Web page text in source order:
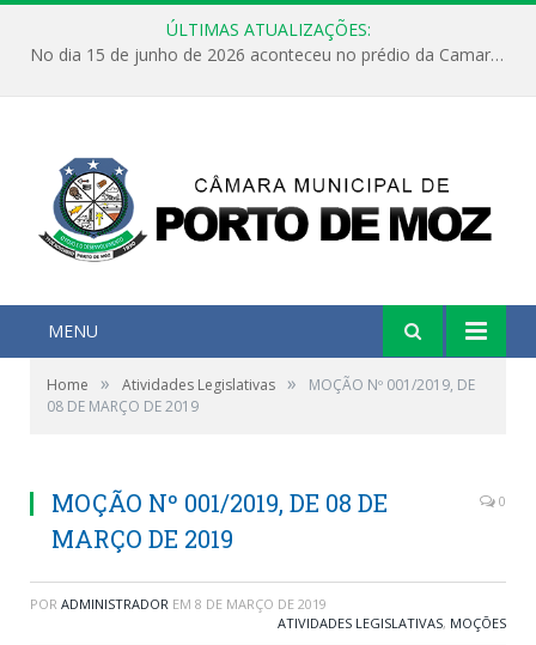
ÚLTIMAS ATUALIZAÇÕES:
No dia 15 de junho de 2026 aconteceu no prédio da Camara Municipal de Porto de Moz /Pará a Sessão Ordinária
MENU
Home » Atividades Legislativas »
MOÇÃO Nº 001/2019, DE
08 DE MARÇO DE 2019
MOÇÃO Nº 001/2019, DE 08 DE
MARÇO DE 2019
0
POR ADMINISTRADOR EM 8 DE MARÇO DE 2019
ATIVIDADES LEGISLATIVAS, MOÇÕES